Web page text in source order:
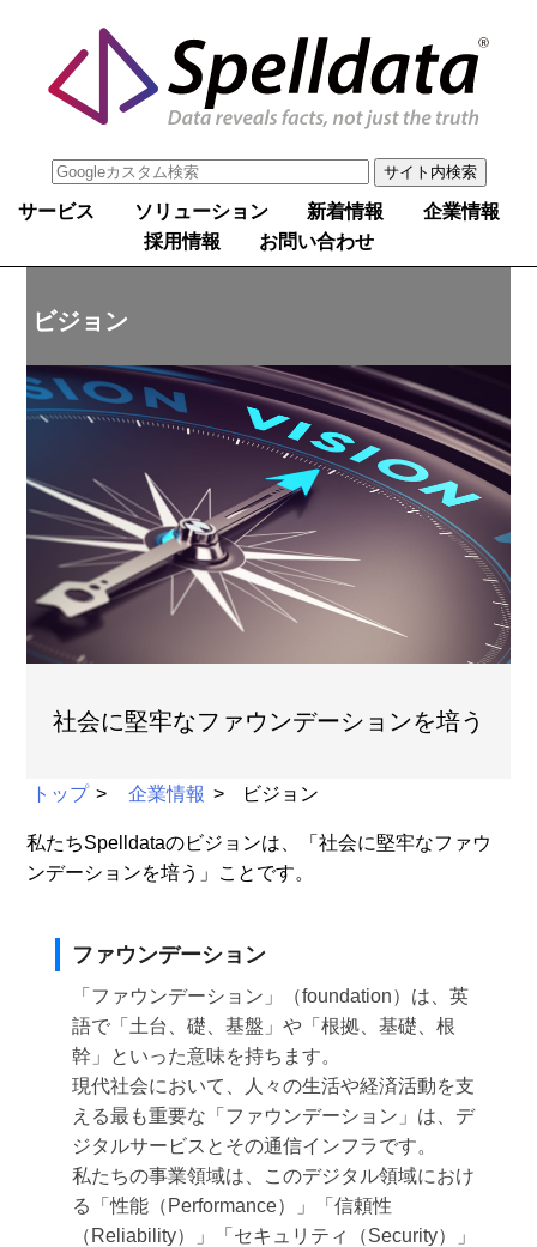
サービス ソリューション 新着情報
企業情報
採用情報
お問い合わせ
ビジョン
社会に堅牢なファウンデーションを培う
トップ 企業情報 ビジョン
私たちSpelldataのビジョンは、「社会に堅牢なファウ
ンデーションを培う」ことです。
ファウンデーション
「ファウンデーション」（foundation）は、英
語で「土台、礎、基盤」や「根拠、基礎、根
幹」といった意味を持ちます。
現代社会において、人々の生活や経済活動を支
える最も重要な「ファウンデーション」は、デ
ジタルサービスとその通信インフラです。
私たちの事業領域は、このデジタル領域におけ
る「性能（Performance）」「信頼性
（Reliability）」「セキュリティ（Security）」